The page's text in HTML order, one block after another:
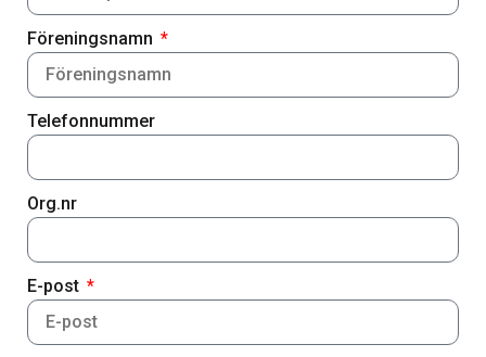
Föreningsnamn
Telefonnummer
Org.nr
E-post